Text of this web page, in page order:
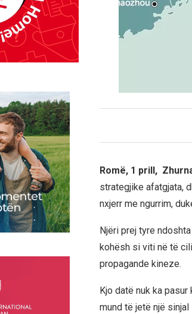
Romë, 1 prill,
strategjike afatgjata,
nxjerr me ngurrim,
Njëri prej tyre
kohësh si viti në të
propagande kineze.
Kjo datë nuk ka
mund të jetë një